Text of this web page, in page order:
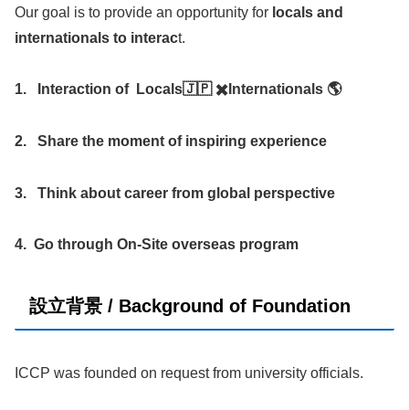
Our goal is to provide an opportunity for locals and
internationals to interact.
1. Interaction of Locals🇯🇵 ✖️Internationals 🌎
2. Share the moment of inspiring experience
3. Think about career from global perspective
4. Go through On-Site overseas program
設立背景 / Background of Foundation
ICCP was founded on request from university officials.